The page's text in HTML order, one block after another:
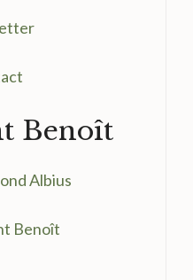
Benoît
Albius
Benoît